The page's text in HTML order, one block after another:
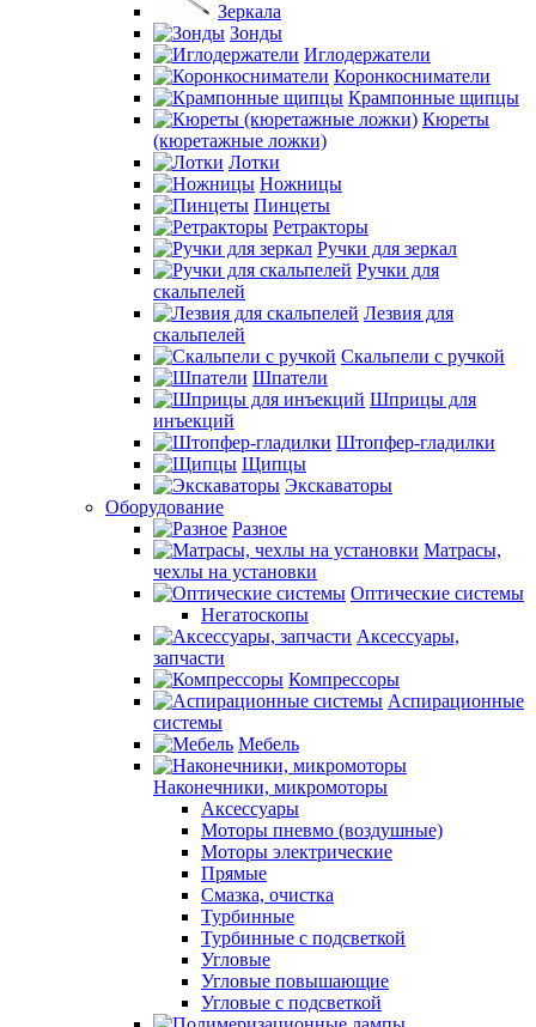
Зеркала
Зонды
Иглодержатели
Коронкосниматели
Крампонные щипцы
Кюреты
(кюретажные ложки)
Лотки
Ножницы
Пинцеты
Ретракторы
Ручки для зеркал
Ручки для
скальпелей
Лезвия для
скальпелей
Скальпели с ручкой
Шпатели
Шприцы для
инъекций
Штопфер-гладилки
Щипцы
Экскаваторы
Оборудование
Разное
Матрасы,
чехлы на установки
Оптические системы
Негатоскопы
Аксессуары,
запчасти
Компрессоры
Аспирационные
системы
Мебель
Наконечники, микромоторы
Аксессуары
Моторы пневмо (воздушные)
Моторы электрические
Прямые
Смазка, очистка
Турбинные
Турбинные с подсветкой
Угловые
Угловые повышающие
Угловые с подсветкой